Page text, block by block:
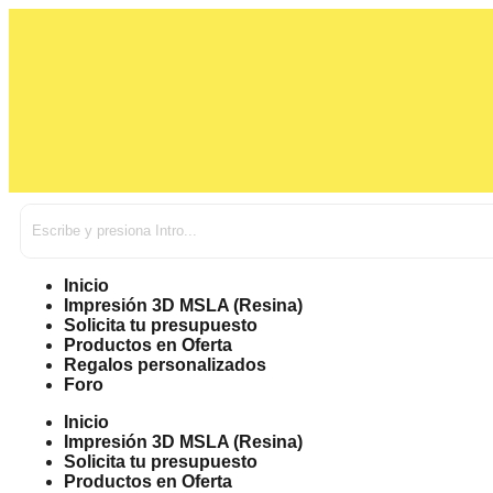
Inicio
Impresión 3D MSLA (Resina)
Solicita tu presupuesto
Productos en Oferta
Regalos personalizados
Foro
Inicio
Impresión 3D MSLA (Resina)
Solicita tu presupuesto
Productos en Oferta